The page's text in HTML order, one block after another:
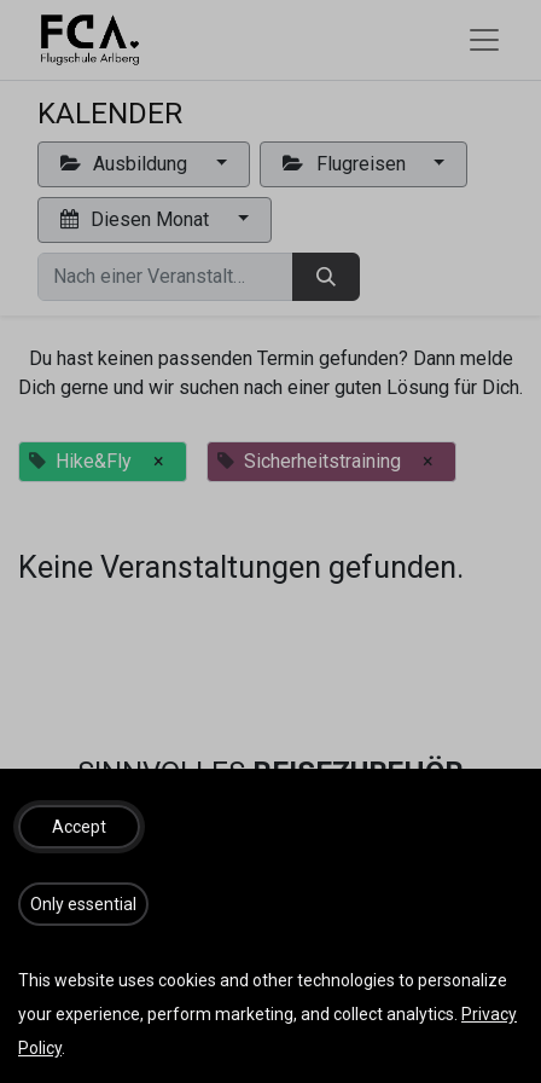
KALENDER
Ausbildung Flugreisen
Diesen Monat
Du hast keinen passenden Termin gefunden? Dann melde
Dich gerne und wir suchen nach einer guten Lösung für Dich.
Hike&Fly × Sicherheitstraining ×
Keine Veranstaltungen gefunden.
SINNVOLLESREISEZUBEHÖR
Accept
​​​Only essential
This website uses cookies and other technologies to personalize
your experience, perform marketing, and collect analytics. Privacy
Policy.